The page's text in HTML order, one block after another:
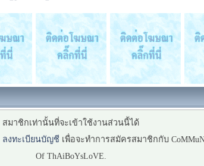
สมาชิกเท่านั้นที่จะเข้าใช้งานส่วนนี้ได้
ลงทะเบียนบัญชี เพื่อจะทำการสมัครสมาชิกกับ
Of ThAiBoYsLoVE.